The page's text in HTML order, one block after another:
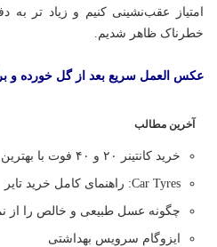
امتیاز عقب‌نشینی کنیم و زیاد تر به
خطرناک ظاهر شدیم.
عکس العمل سریع بعد از گل خورده و
آخرین مطالب
خرید کانتینر ۲۰ و ۴۰ فوت با بهترین قیمت
Car Tyres: راهنمای کامل خرید تایر
چگونه عسل طبیعی و خالص را از
ایزوگام سرویس بهداشتی